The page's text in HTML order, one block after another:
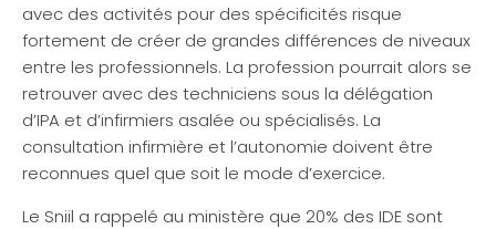
avec des activités pour des spécificités risque
fortement de créer de grandes différences de niveaux
entre les professionnels. La profession pourrait alors se
retrouver avec des techniciens sous la délégation
d’IPA et d’infirmiers asalée ou spécialisés. La
consultation infirmière et l’autonomie doivent être
reconnues quel que soit le mode d’exercice.
Le Sniil a rappelé au ministère que 20% des IDE sont